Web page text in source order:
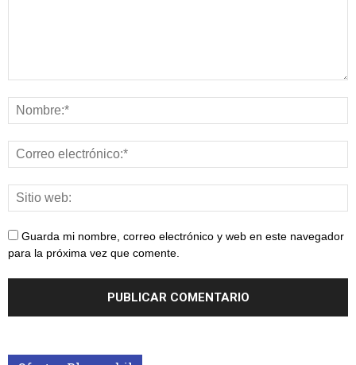
Guarda mi nombre, correo electrónico y web en este navegador
para la próxima vez que comente.